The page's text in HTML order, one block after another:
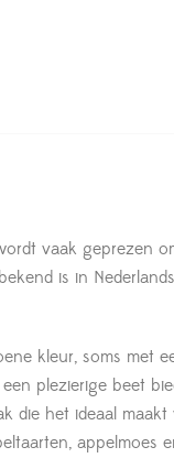
vaak geprezen
is in
kleur, soms met
plezierige beet
die het ideaal
appelmoes